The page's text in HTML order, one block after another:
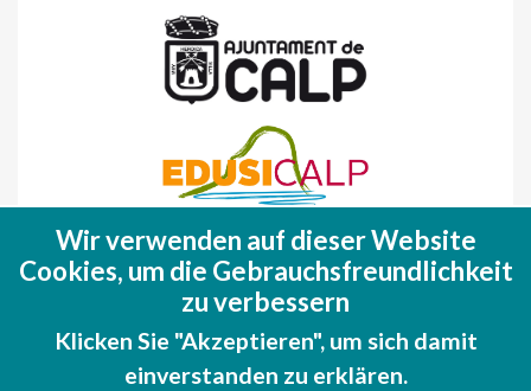
Fondo Europeo de Desarrollo Regional
(FEDER)
Una manera de hacer EUROPA
Wir verwenden auf dieser Website
Cookies, um die Gebrauchsfreundlichkeit
zu verbessern
Klicken Sie "Akzeptieren", um sich damit
einverstanden zu erklären.